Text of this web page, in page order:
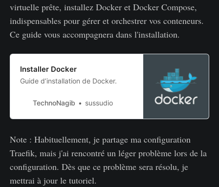
virtuelle prête, installez Docker et Docker Compose,
indispensables pour gérer et orchestrer vos conteneurs.
Ce guide vous accompagnera dans l'installation.
Installer Docker
Guide d’installation de Docker.
TechnoNagib sussudio
Note : Habituellement, je partage ma configuration
Traefik, mais j'ai rencontré un léger problème lors de la
configuration. Dès que ce problème sera résolu, je
mettrai à jour le tutoriel.